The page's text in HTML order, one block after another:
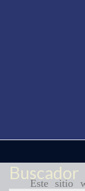
Este sitio
Buscador